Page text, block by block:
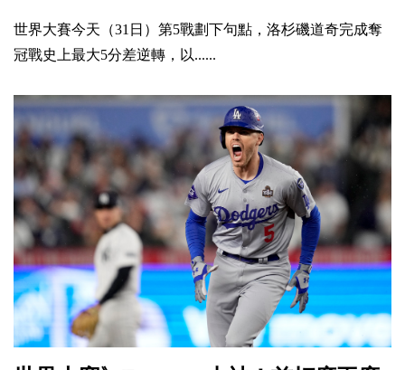
世界大賽今天（31日）第5戰劃下句點，洛杉磯道奇完成奪
冠戰史上最大5分差逆轉，以......